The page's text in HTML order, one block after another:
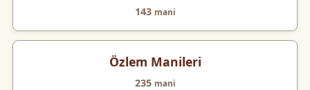
143 mani
Özlem Manileri
235 mani